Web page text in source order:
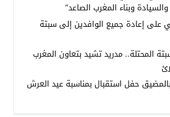
وبناء المغرب الصاعد”
على إعادة جميع الوافدين إلى سبتة
المحتلة.. مدريد تشيد بتعاون المغرب
حفل استقبال بمناسبة عيد العرش